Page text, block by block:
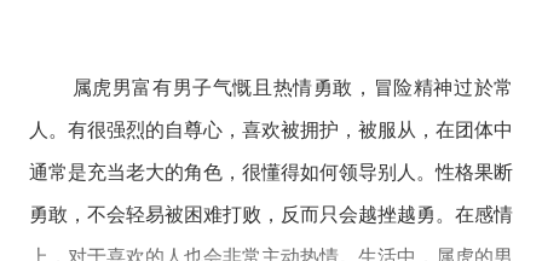
属虎男富有男子气慨且热情勇敢，冒险精神过於常
人。有很强烈的自尊心，喜欢被拥护，被服从，在团体中
通常是充当老大的角色，很懂得如何领导别人。性格果断
勇敢，不会轻易被困难打败，反而只会越挫越勇。在感情
上，对于喜欢的人也会非常主动热情。生活中，属虎的男